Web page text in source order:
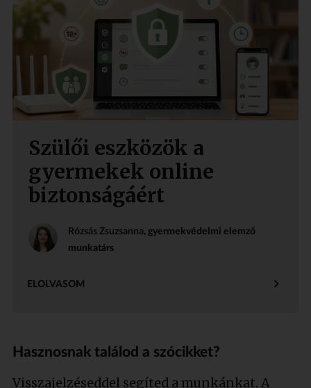
Szülői eszközök a
gyermekek online
biztonságáért
Rózsás Zsuzsanna, gyermekvédelmi elemző
munkatárs
ELOLVASOM
Hasznosnak találod a szócikket?
Visszajelzéseddel segíted a munkánkat. A